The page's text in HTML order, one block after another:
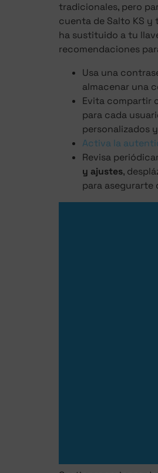
tradicionales, pero
cuenta de Salto KS y
ha sustituido a tu
recomendaciones
Usa una
almacenar una
Evita compartir
para cada
personalizados
Activa la
Revisa
y ajustes,
para asegurarte